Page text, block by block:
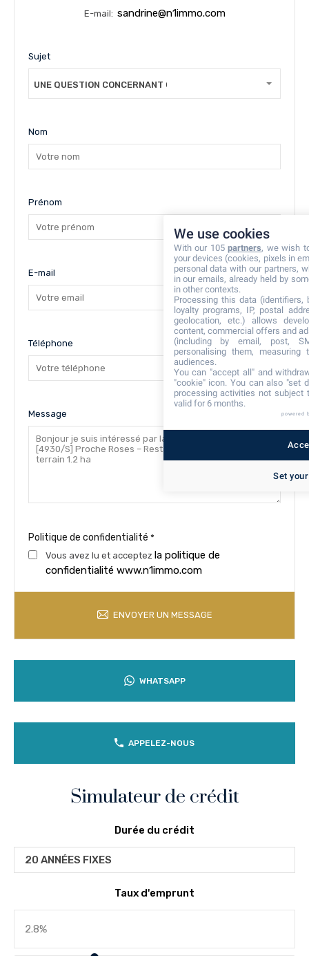
E-mail: sandrine@n1immo.com
Sujet
UNE QUESTION CONCERNANT CE BIEN
Nom
Prénom
E-mail
Téléphone
Message
Politique de confidentialité *
Vous avez lu et acceptez la politique de
confidentialité www.n1immo.com
ENVOYER UN MESSAGE
WHATSAPP
APPELEZ-NOUS
Simulateur de crédit
Durée du crédit
20 ANNÉES FIXES
Taux d'emprunt
We use cookies
With our 105partners, we wish
your devices (cookies, pixels in
personal data with our partners,
in our emails, already held by
in other contexts.
Processing this data (identifiers,
loyalty programs, IP, postal
geolocation, etc.) allows
content, commercial offers and
(including by email, post,
personalising them, measuring
audiences.
You can "accept all" and
"cookie" icon. You can also "set
processing activities not subject
valid for 6 months.
powered
Set